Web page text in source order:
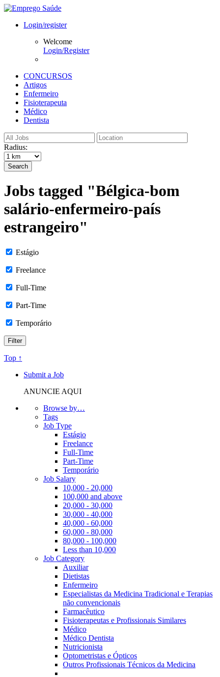
Login/register
Welcome
Login/Register
CONCURSOS
Artigos
Enfermeiro
Fisioterapeuta
Médico
Dentista
Radius:
Search
Jobs tagged "Bélgica-bom
salário-enfermeiro-país
estrangeiro"
Estágio
Freelance
Full-Time
Part-Time
Temporário
Top ↑
Submit a Job
ANUNCIE AQUI
Browse by…
Tags
Job Type
Estágio
Freelance
Full-Time
Part-Time
Temporário
Job Salary
10,000 - 20,000
100,000 and above
20,000 - 30,000
30,000 - 40,000
40,000 - 60,000
60,000 - 80,000
80,000 - 100,000
Less than 10,000
Job Category
Auxiliar
Dietistas
Enfermeiro
Especialistas da Medicina Tradicional e Terapias
não convencionais
Farmacêutico
Fisioterapeutas e Profissionais Similares
Médico
Médico Dentista
Nutricionista
Optometristas e Ópticos
Outros Profissionais Técnicos da Medicina